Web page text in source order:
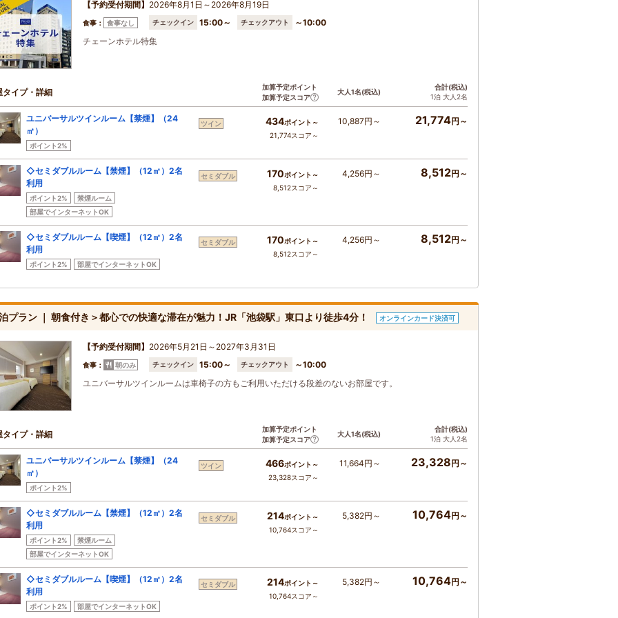
【予約受付期間】 2026年8月1日～2026年8月19日
食事： 食事なし チェックイン 15:00～ チェックアウト
～10:00
チェーンホテル特集
タイプ・詳細
加算予定ポイント
加算予定スコア
大人1名(税込)
合計(税込)
1泊 大人2名
ユニバーサルツインルーム【禁煙】（24
㎡）
ポイント2%
ツイン 434ポイント～
21,774スコア～
10,887円～ 21,774円～
◇セミダブルルーム【禁煙】（12㎡）2名
利用
ポイント2%
禁煙ルーム
部屋でインターネットOK
セミダブル 170ポイント～
8,512スコア～
4,256円～ 8,512円～
◇セミダブルルーム【喫煙】（12㎡）2名
利用
ポイント2% 部屋でインターネットOK
セミダブル 170ポイント～
8,512スコア～
4,256円～ 8,512円～
プラン ｜ 朝食付き＞都心での快適な滞在が魅力！JR「池袋駅」東口より徒歩4分！ オンラインカード決済可
【予約受付期間】 2026年5月21日～2027年3月31日
食事： 朝のみ チェックイン 15:00～ チェックアウト
～10:00
ユニバーサルツインルームは車椅子の方もご利用いただける段差のないお部屋です。
タイプ・詳細
加算予定ポイント
加算予定スコア
大人1名(税込)
合計(税込)
1泊 大人2名
ユニバーサルツインルーム【禁煙】（24
㎡）
ポイント2%
ツイン 466ポイント～
23,328スコア～
11,664円～ 23,328円～
◇セミダブルルーム【禁煙】（12㎡）2名
利用
ポイント2%
禁煙ルーム
部屋でインターネットOK
セミダブル 214ポイント～
10,764スコア～
5,382円～ 10,764円～
◇セミダブルルーム【喫煙】（12㎡）2名
利用
ポイント2% 部屋でインターネットOK
セミダブル 214ポイント～
10,764スコア～
5,382円～ 10,764円～